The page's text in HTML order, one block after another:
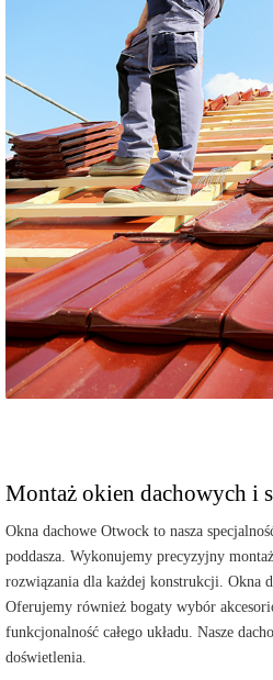
Montaż okien dachowych i
Okna dachowe Otwock to nasza
poddasza. Wykonujemy precyzyjny
rozwiązania dla każdej konstrukcji. Okna
Oferujemy również bogaty wybór
funkcjonalność całego układu. Nasze
doświetlenia.